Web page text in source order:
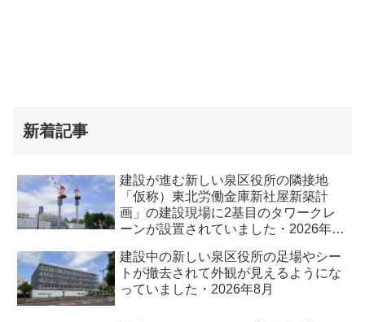
新着記事
建設が進む新しい泉区役所の隣接地
「仮称）東北労働金庫新社屋新築計
画」の建設現場に2基目のタワークレ
ーンが設置されていました・2026年8
建設中の新しい泉区役所の足場やシー
トが撤去されて外観が見えるようにな
っていました・2026年8月